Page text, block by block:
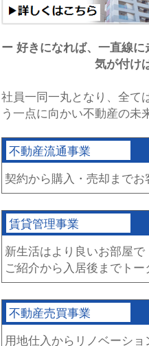
ー 好きになれば、一直線に
気が付けば、成
社員一同一丸となり、全て
う一点に向かい不動産の未
不動産流通事業
契約から購入・売却まで
賃貸管理事業
新生活はより良いお部屋で
ご紹介から入居後までトー
不動産売買事業
用地仕入からリノベーショ